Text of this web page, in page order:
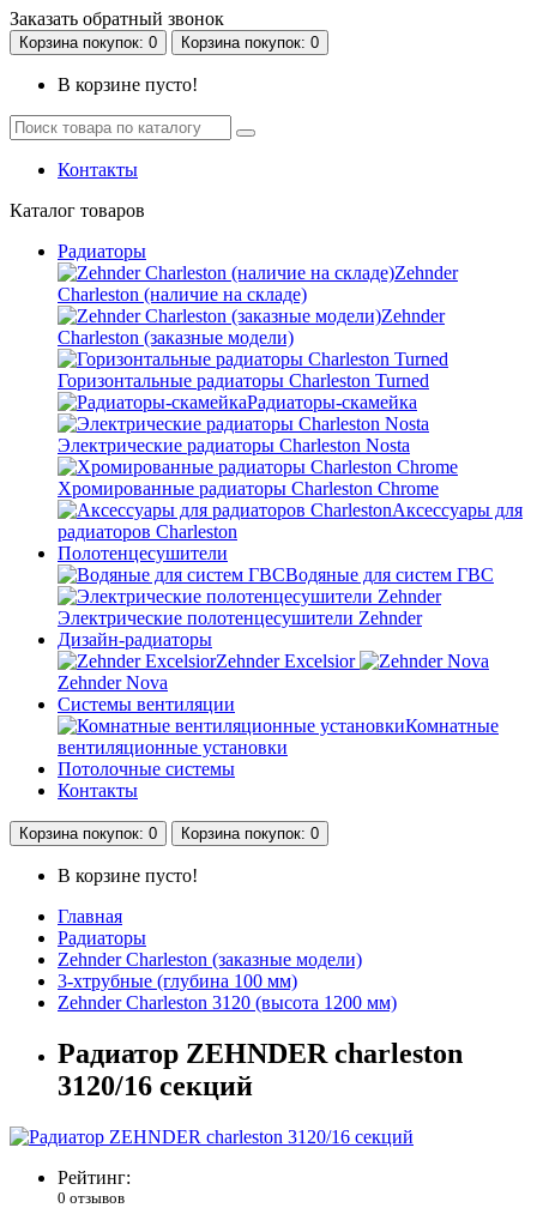
Заказать обратный звонок
Корзинапокупок: 0 Корзинапокупок: 0
В корзине пусто!
Контакты
Каталог товаров
Радиаторы
Zehnder
Charleston (наличие на складе)
Zehnder
Charleston (заказные модели)
Горизонтальные радиаторы Charleston Turned
Радиаторы-скамейка
Электрические радиаторы Charleston Nosta
Хромированные радиаторы Charleston Chrome
Аксессуары для
радиаторов Charleston
Полотенцесушители
Водяные для систем ГВС
Электрические полотенцесушители Zehnder
Дизайн-радиаторы
Zehnder Excelsior
Zehnder Nova
Системы вентиляции
Комнатные
вентиляционные установки
Потолочные системы
Контакты
Корзинапокупок: 0 Корзинапокупок: 0
В корзине пусто!
Главная
Радиаторы
Zehnder Charleston (заказные модели)
3-хтрубные (глубина 100 мм)
Zehnder Charleston 3120 (высота 1200 мм)
Радиатор ZEHNDER charleston
3120/16 секций
Рейтинг:
0 отзывов